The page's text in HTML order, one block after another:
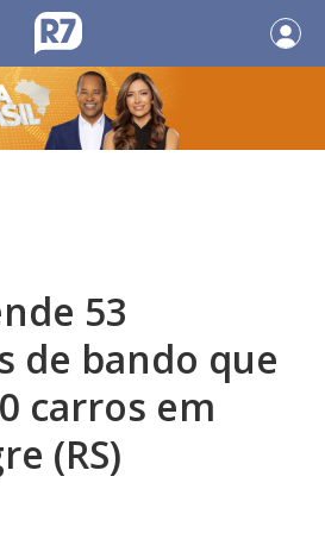
53
de bando que
carros em
(RS)